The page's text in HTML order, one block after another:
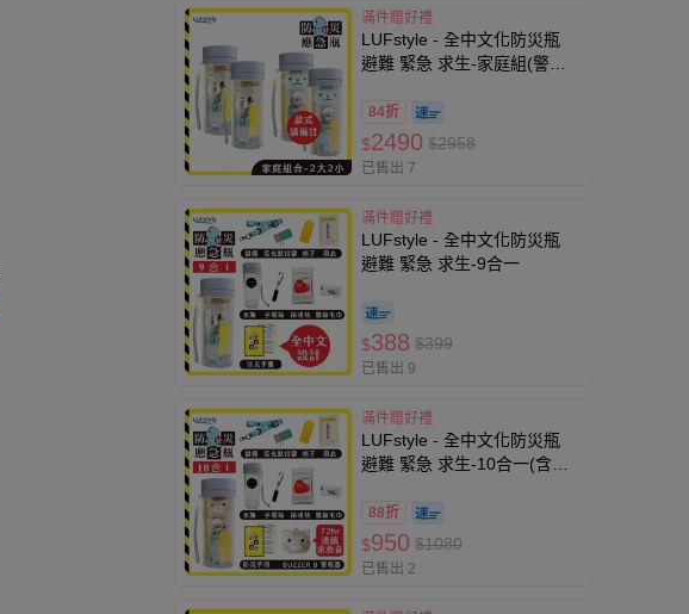
滿件贈好禮
LUFstyle - 全中文化防災瓶
避難 緊急 求生-家庭組(警報
84折
$2490 $2958
已售出 7
滿件贈好禮
LUFstyle - 全中文化防災瓶
避難 緊急 求生-9合一
$388 $399
已售出 9
滿件贈好禮
LUFstyle - 全中文化防災瓶
避難 緊急 求生-10合一(含
88折
$950 $1080
已售出 2